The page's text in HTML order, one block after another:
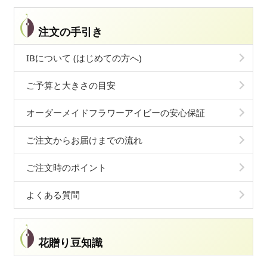
注文の手引き
IBについて (はじめての方へ)
ご予算と大きさの目安
オーダーメイドフラワーアイビーの安心保証
ご注文からお届けまでの流れ
ご注文時のポイント
よくある質問
花贈り豆知識